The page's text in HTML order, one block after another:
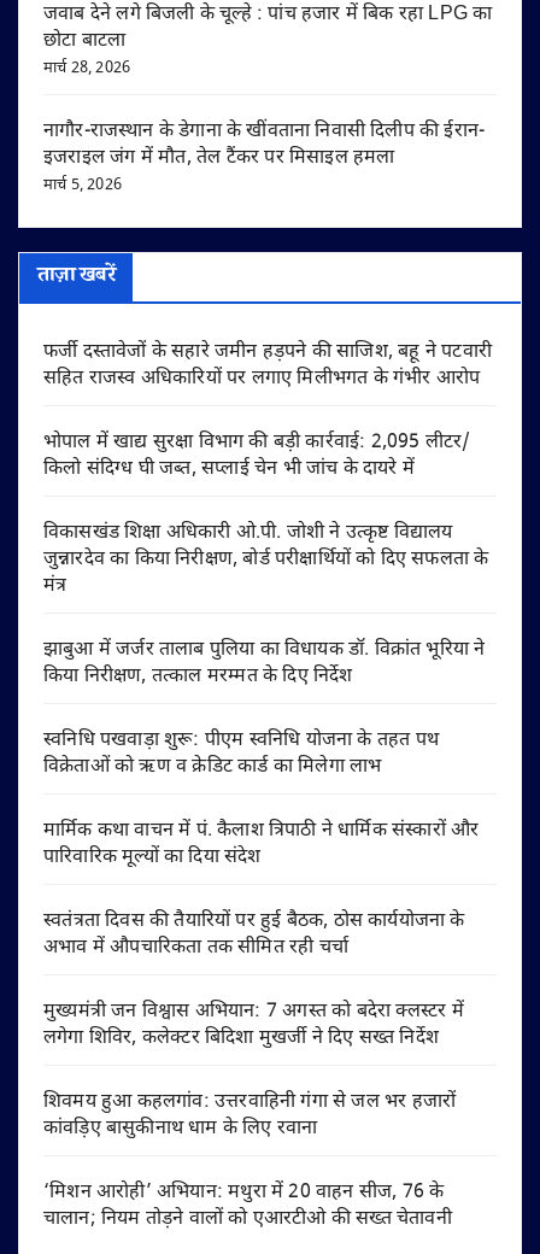
जवाब देने लगे बिजली के चूल्हे : पांच हजार में बिक रहा LPG का
छोटा बाटला
मार्च 28, 2026
नागौर-राजस्थान के डेगाना के खींवताना निवासी दिलीप की ईरान-
इजराइल जंग में मौत, तेल टैंकर पर मिसाइल हमला
मार्च 5, 2026
ताज़ा खबरें
फर्जी दस्तावेजों के सहारे जमीन हड़पने की साजिश, बहू ने पटवारी
सहित राजस्व अधिकारियों पर लगाए मिलीभगत के गंभीर आरोप
भोपाल में खाद्य सुरक्षा विभाग की बड़ी कार्रवाई: 2,095 लीटर/
किलो संदिग्ध घी जब्त, सप्लाई चेन भी जांच के दायरे में
विकासखंड शिक्षा अधिकारी ओ.पी. जोशी ने उत्कृष्ट विद्यालय
जुन्नारदेव का किया निरीक्षण, बोर्ड परीक्षार्थियों को दिए सफलता के
मंत्र
झाबुआ में जर्जर तालाब पुलिया का विधायक डॉ. विक्रांत भूरिया ने
किया निरीक्षण, तत्काल मरम्मत के दिए निर्देश
स्वनिधि पखवाड़ा शुरू: पीएम स्वनिधि योजना के तहत पथ
विक्रेताओं को ऋण व क्रेडिट कार्ड का मिलेगा लाभ
मार्मिक कथा वाचन में पं. कैलाश त्रिपाठी ने धार्मिक संस्कारों और
पारिवारिक मूल्यों का दिया संदेश
स्वतंत्रता दिवस की तैयारियों पर हुई बैठक, ठोस कार्ययोजना के
अभाव में औपचारिकता तक सीमित रही चर्चा
मुख्यमंत्री जन विश्वास अभियान: 7 अगस्त को बदेरा क्लस्टर में
लगेगा शिविर, कलेक्टर बिदिशा मुखर्जी ने दिए सख्त निर्देश
शिवमय हुआ कहलगांव: उत्तरवाहिनी गंगा से जल भर हजारों
कांवड़िए बासुकीनाथ धाम के लिए रवाना
‘मिशन आरोही’ अभियान: मथुरा में 20 वाहन सीज, 76 के
चालान; नियम तोड़ने वालों को एआरटीओ की सख्त चेतावनी